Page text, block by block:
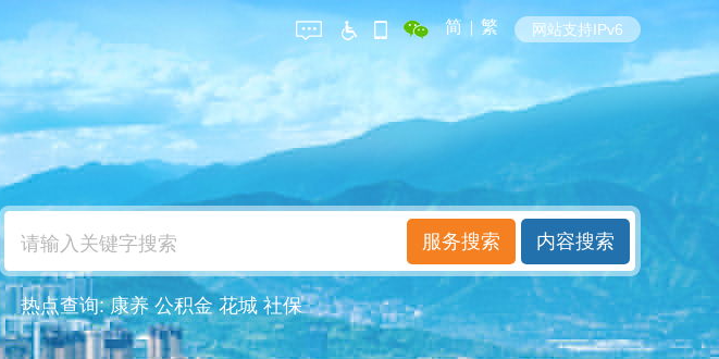
简 | 繁 网站支持IPv6
热点查询:康养 公积金 花城 社保